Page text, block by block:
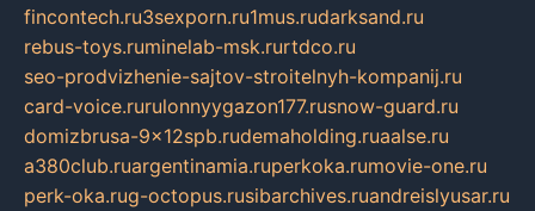
fincontech.ru3sexporn.ru1mus.rudarksand.ru
rebus-toys.ruminelab-msk.rurtdco.ru
seo-prodvizhenie-sajtov-stroitelnyh-kompanij.ru
card-voice.rurulonnyygazon177.rusnow-guard.ru
domizbrusa-9x12spb.rudemaholding.ruaalse.ru
a380club.ruargentinamia.ruperkoka.rumovie-one.ru
perk-oka.rug-octopus.rusibarchives.ruandreislyusar.ru